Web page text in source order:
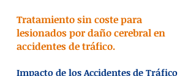
Tratamiento sin coste para
lesionados por daño cerebral en
accidentes de tráfico.
Impacto de los Accidentes de Tráfico